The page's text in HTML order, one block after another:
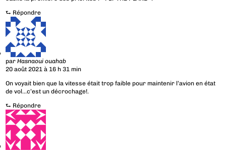
⮑ Répondre
parHasnaoui ouahab
20 août 2021 à 16 h 31 min
On voyait bien que la vitesse était trop faible pour maintenir l’avion en état
de vol…c’est un décrochage!.
⮑ Répondre